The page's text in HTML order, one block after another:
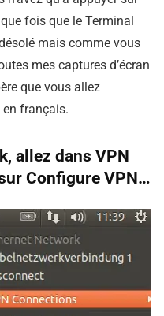
fois que le Terminal
mais comme vous
mes captures d’écran
que vous allez
en français.
allez dans VPN
Configure VPN…